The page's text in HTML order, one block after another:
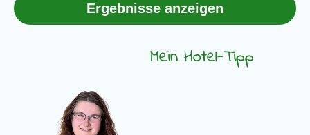
Ergebnisse anzeigen
Mein Hotel-Tipp